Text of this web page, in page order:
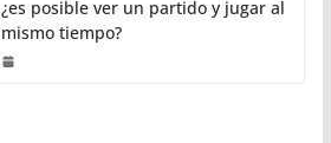
¿es posible ver un partido y jugar al
mismo tiempo?